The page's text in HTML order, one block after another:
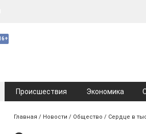
Происшествия Экономика
Главная / Новости / Общество / Сердце в